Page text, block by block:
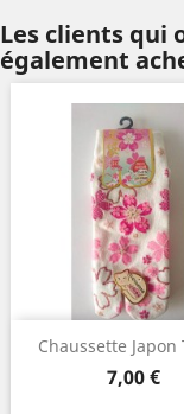
Les clients qui
également
Chaussette Japon
Prix
7,00 €